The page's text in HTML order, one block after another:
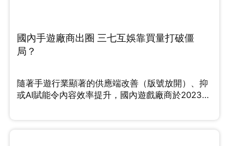
國內手遊廠商出圈 三七互娛靠買量打破僵
局？
隨著手遊行業顯著的供應端改善（版號放開）、抑
或AI賦能令內容效率提升，國內遊戲廠商於2023年